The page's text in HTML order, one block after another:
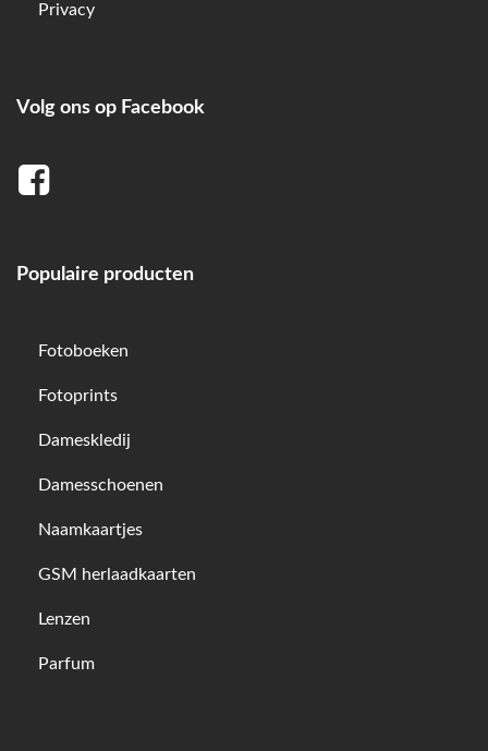
Privacy
Volg ons op Facebook
Populaire producten
Fotoboeken
Fotoprints
Dameskledij
Damesschoenen
Naamkaartjes
GSM herlaadkaarten
Lenzen
Parfum